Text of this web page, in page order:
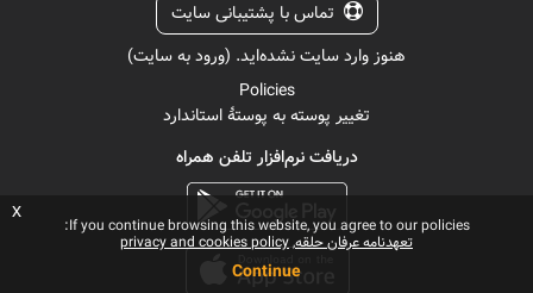
تماس با پشتیبانی سایت
هنوز وارد سایت نشده‌اید. (ورود به سایت)
Policies
تغییر پوسته به پوستهٔ استاندارد
دریافت نرم‌افزار تلفن همراه
If you continue browsing this website, you agree to our policies:
تعهدنامه عرفان حلقه privacy and cookies policy
Continue
x